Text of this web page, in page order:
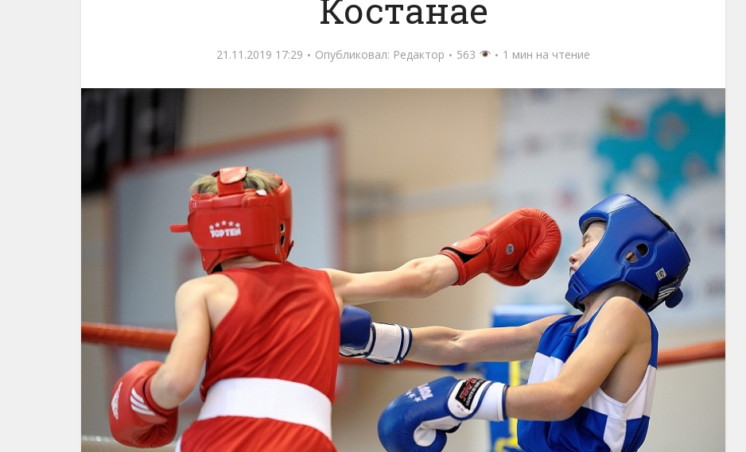
Костанае
21.11.2019 17:29 Опубликовал: Редактор 563 1 мин на чтение